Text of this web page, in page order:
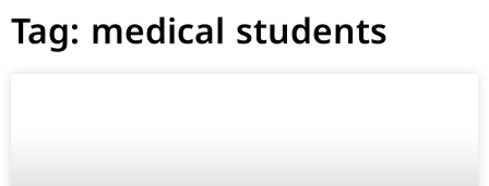
Tag: medical students